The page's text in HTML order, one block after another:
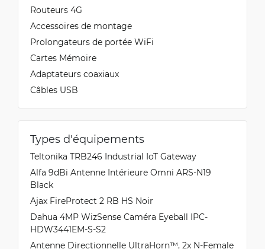
Routeurs 4G
Accessoires de montage
Prolongateurs de portée WiFi
Cartes Mémoire
Adaptateurs coaxiaux
Câbles USB
Types d'équipements
Teltonika TRB246 Industrial IoT Gateway
Alfa 9dBi Antenne Intérieure Omni ARS-N19
Black
Ajax FireProtect 2 RB HS Noir
Dahua 4MP WizSense Caméra Eyeball IPC-
HDW3441EM-S-S2
Antenne Directionnelle UltraHorn™, 2x N-Female